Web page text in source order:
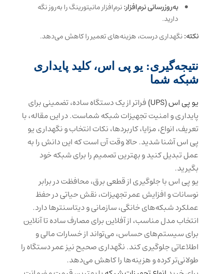
به‌روزرسانی نرم‌افزار:نرم‌افزار مانیتورینگ را به‌روز نگه
دارید.
نکته:نگهداری درست، هزینه‌های تعمیر را کاهش می‌دهد.
نتیجه‌گیری: یو پی اس، کلید پایداری
شبکه شما
یو پی اس (UPS)
فراتر از یک دستگاه ساده، تضمینی برای
پایداری و امنیت تجهیزات شبکه شماست. در این مقاله، با
تعریف، انواع، مزایا، کاربردها، نکات انتخاب و نگهداری یو
پی اس آشنا شدید. حالا وقت آن است که این دانش را به
عمل تبدیل کنید و بهترین تصمیم را برای شبکه خود
بگیرید.
یو پی اس با جلوگیری از قطعی برق، محافظت در برابر
نوسانات و افزایش عمر تجهیزات، نقش حیاتی در حفظ
عملکرد شبکه‌های خانگی، سازمانی و دیتاسنترها دارد.
انتخاب مدل مناسب، از آفلاین برای مصارف ساده تا آنلاین
برای سیستم‌های حساس، می‌تواند از خسارات مالی و
اطلاعاتی جلوگیری کند. نگهداری صحیح نیز عمر دستگاه را
طولانی‌تر کرده و هزینه‌ها را کاهش می‌دهد.